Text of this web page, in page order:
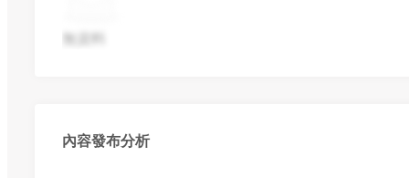
無資料
內容發布分析